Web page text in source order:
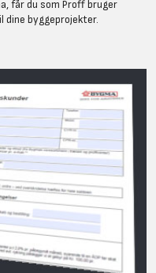
får du som Proff bruger
dine byggeprojekter.